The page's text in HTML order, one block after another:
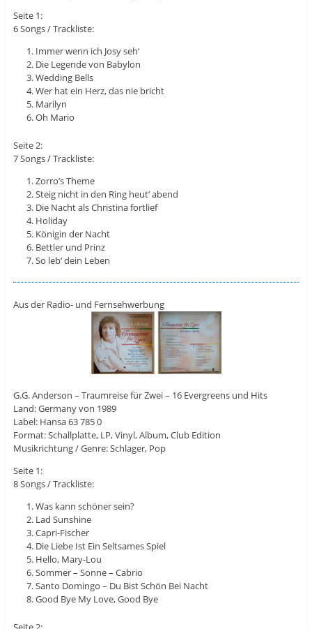
Seite 1:
6 Songs / Trackliste:
Immer wenn ich Josy seh‘
Die Legende von Babylon
Wedding Bells
Wer hat ein Herz, das nie bricht
Marilyn
Oh Mario
Seite 2:
7 Songs / Trackliste:
Zorro’s Theme
Steig nicht in den Ring heut‘ abend
Die Nacht als Christina fortlief
Holiday
Königin der Nacht
Bettler und Prinz
So leb‘ dein Leben
Aus der Radio- und Fernsehwerbung
G.G. Anderson ‎– Traumreise für Zwei – 16 Evergreens und Hits
Land: Germany von 1989
Label: Hansa 63 785 0
Format: Schallplatte, LP, Vinyl, Album, Club Edition
Musikrichtung / Genre: Schlager, Pop
Seite 1:
8 Songs / Trackliste:
Was kann schöner sein?
Lad Sunshine
Capri-Fischer
Die Liebe Ist Ein Seltsames Spiel
Hello, Mary-Lou
Sommer – Sonne – Cabrio
Santo Domingo – Du Bist Schön Bei Nacht
Good Bye My Love, Good Bye